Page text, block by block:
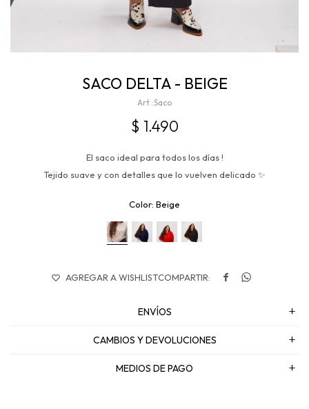
SACO DELTA - BEIGE
Saco
$ 1.490
El saco ideal para todos los días !
Tejido suave y con detalles que lo vuelven delicado ✨
Beige
 
ENVÍOS
CAMBIOS Y DEVOLUCIONES
MEDIOS DE PAGO